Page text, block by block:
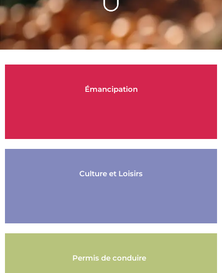
Émancipation
Culture et Loisirs
Permis de conduire